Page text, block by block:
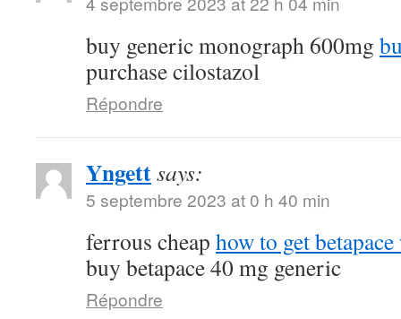
buy generic monograph 600mg
purchase cilostazol
Répondre
Yngettsays:
5 septembre 2023 at 0 h 40 min
ferrous cheap how to get
buy betapace 40 mg generic
Répondre